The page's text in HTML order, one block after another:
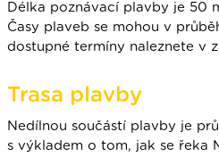
Délka poznávací plavby je 50
Časy plaveb se mohou v
dostupné termíny naleznete v
Trasa plavby
Nedílnou součástí plavby je
s výkladem o tom, jak se řeka